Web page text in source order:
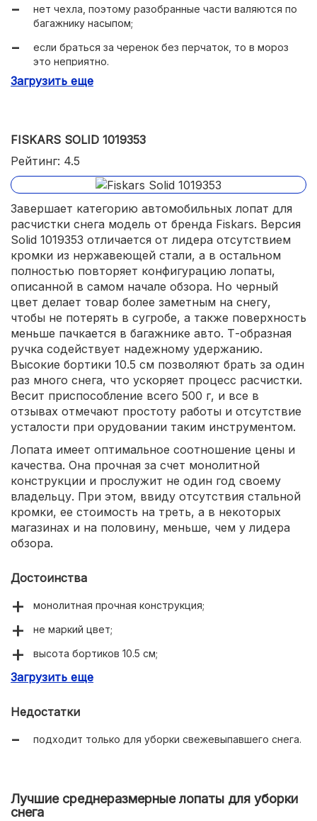
нет чехла, поэтому разобранные части валяются по
багажнику насыпом;
если браться за черенок без перчаток, то в мороз
это неприятно.
Загрузить еще
FISKARS SOLID 1019353
Рейтинг: 4.5
Завершает категорию автомобильных лопат для
расчистки снега модель от бренда Fiskars. Версия
Solid 1019353 отличается от лидера отсутствием
кромки из нержавеющей стали, а в остальном
полностью повторяет конфигурацию лопаты,
описанной в самом начале обзора. Но черный
цвет делает товар более заметным на снегу,
чтобы не потерять в сугробе, а также поверхность
меньше пачкается в багажнике авто. Т-образная
ручка содействует надежному удержанию.
Высокие бортики 10.5 см позволяют брать за один
раз много снега, что ускоряет процесс расчистки.
Весит приспособление всего 500 г, и все в
отзывах отмечают простоту работы и отсутствие
усталости при орудовании таким инструментом.
Лопата имеет оптимальное соотношение цены и
качества. Она прочная за счет монолитной
конструкции и прослужит не один год своему
владельцу. При этом, ввиду отсутствия стальной
кромки, ее стоимость на треть, а в некоторых
магазинах и на половину, меньше, чем у лидера
обзора.
Достоинства
монолитная прочная конструкция;
не маркий цвет;
высота бортиков 10.5 см;
малый вес 500 г.
Загрузить еще
Недостатки
подходит только для уборки свежевыпавшего снега.
Лучшие среднеразмерные лопаты для уборки
снега